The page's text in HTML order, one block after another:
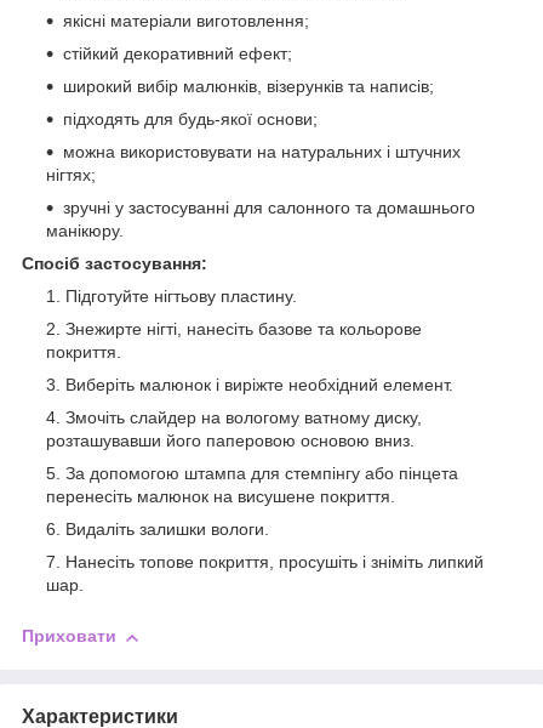
якісні матеріали виготовлення;
стійкий декоративний ефект;
широкий вибір малюнків, візерунків та написів;
підходять для будь-якої основи;
можна використовувати на натуральних і штучних
нігтях;
зручні у застосуванні для салонного та домашнього
манікюру.
Спосіб застосування:
Підготуйте нігтьову пластину.
Знежирте нігті, нанесіть базове та кольорове
покриття.
Виберіть малюнок і виріжте необхідний елемент.
Змочіть слайдер на вологому ватному диску,
розташувавши його паперовою основою вниз.
За допомогою штампа для стемпінгу або пінцета
перенесіть малюнок на висушене покриття.
Видаліть залишки вологи.
Нанесіть топове покриття, просушіть і зніміть липкий
шар.
Приховати
Характеристики